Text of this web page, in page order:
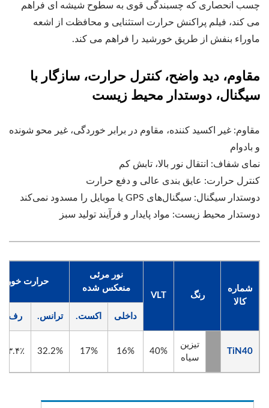
چسب انحصاری که چسبندگی قوی به سطوح شیشه ای فراهم
می کند، فیلم پراکنش حرارت استثنایی و محافظت از اشعه
ماوراء بنفش از طریق خورشید را فراهم می کند.
مقاوم، دید واضح، کنترل حرارت، سازگار با
سیگنال، دوستدار محیط زیست
مقاوم: غیر اکسید کننده، مقاوم در برابر خوردگی، غیر محو شونده
و بادوام
نمای شفاف: انتقال نور بالا، تابش کم
کنترل حرارت: عایق بندی عالی و دفع حرارت
دوستدار سیگنال: سیگنال‌های GPS یا موبایل را مسدود نمی‌کند
دوستدار محیط زیست: مواد پایدار و فرآیند تولید سبز
شماره
کالا
رنگ VLT
نور مرئی
منعکس شده
حرارت
داخلی اکست. ترانس. رف.
TiN40
تیزین
سیاه
40%
16%
17%
32.2% ۲۳.۴٪